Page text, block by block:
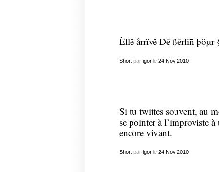
Èllê årrïvê Ðê ßêrlïñ þöµr
Shortpar igorle 24 Nov 2010
Si tu twittes souvent, au
se pointer à l’improviste
encore vivant.
Shortpar igorle 24 Nov 2010